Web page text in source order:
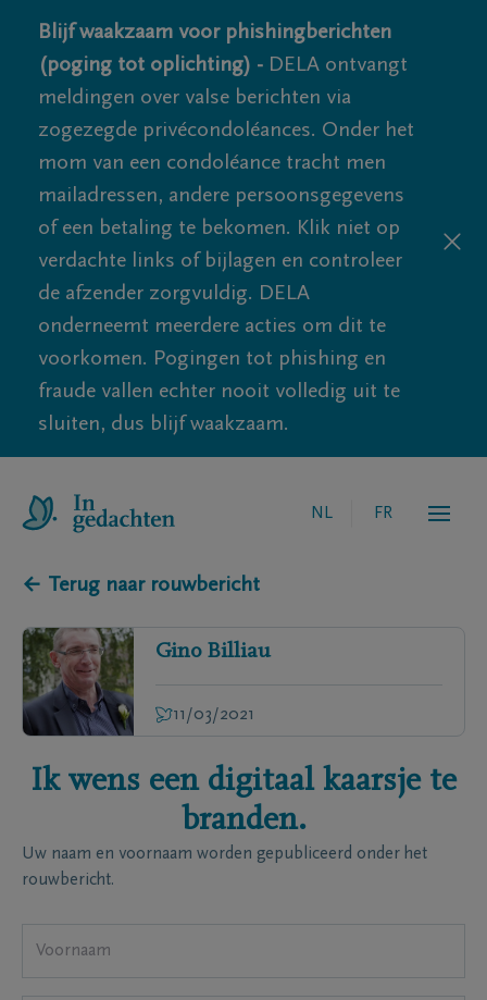
Blijf waakzaam voor phishingberichten
(poging tot oplichting) - DELA ontvangt
meldingen over valse berichten via
zogezegde privécondoléances. Onder het
mom van een condoléance tracht men
mailadressen, andere persoonsgegevens
of een betaling te bekomen. Klik niet op
verdachte links of bijlagen en controleer
de afzender zorgvuldig. DELA
onderneemt meerdere acties om dit te
voorkomen. Pogingen tot phishing en
fraude vallen echter nooit volledig uit te
sluiten, dus blijf waakzaam.
NL FR
← Terug naar rouwbericht
Gino Billiau
11/03/2021
Ik wens een digitaal kaarsje te
branden.
Uw naam en voornaam worden gepubliceerd onder het
rouwbericht.